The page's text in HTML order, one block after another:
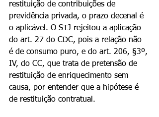
restituição de contribuições de
previdência privada, o prazo decenal é
o aplicável. O STJ rejeitou a aplicação
do art. 27 do CDC, pois a relação não
é de consumo puro, e do art. 206, §3º,
IV, do CC, que trata de pretensão de
restituição de enriquecimento sem
causa, por entender que a hipótese é
de restituição contratual.